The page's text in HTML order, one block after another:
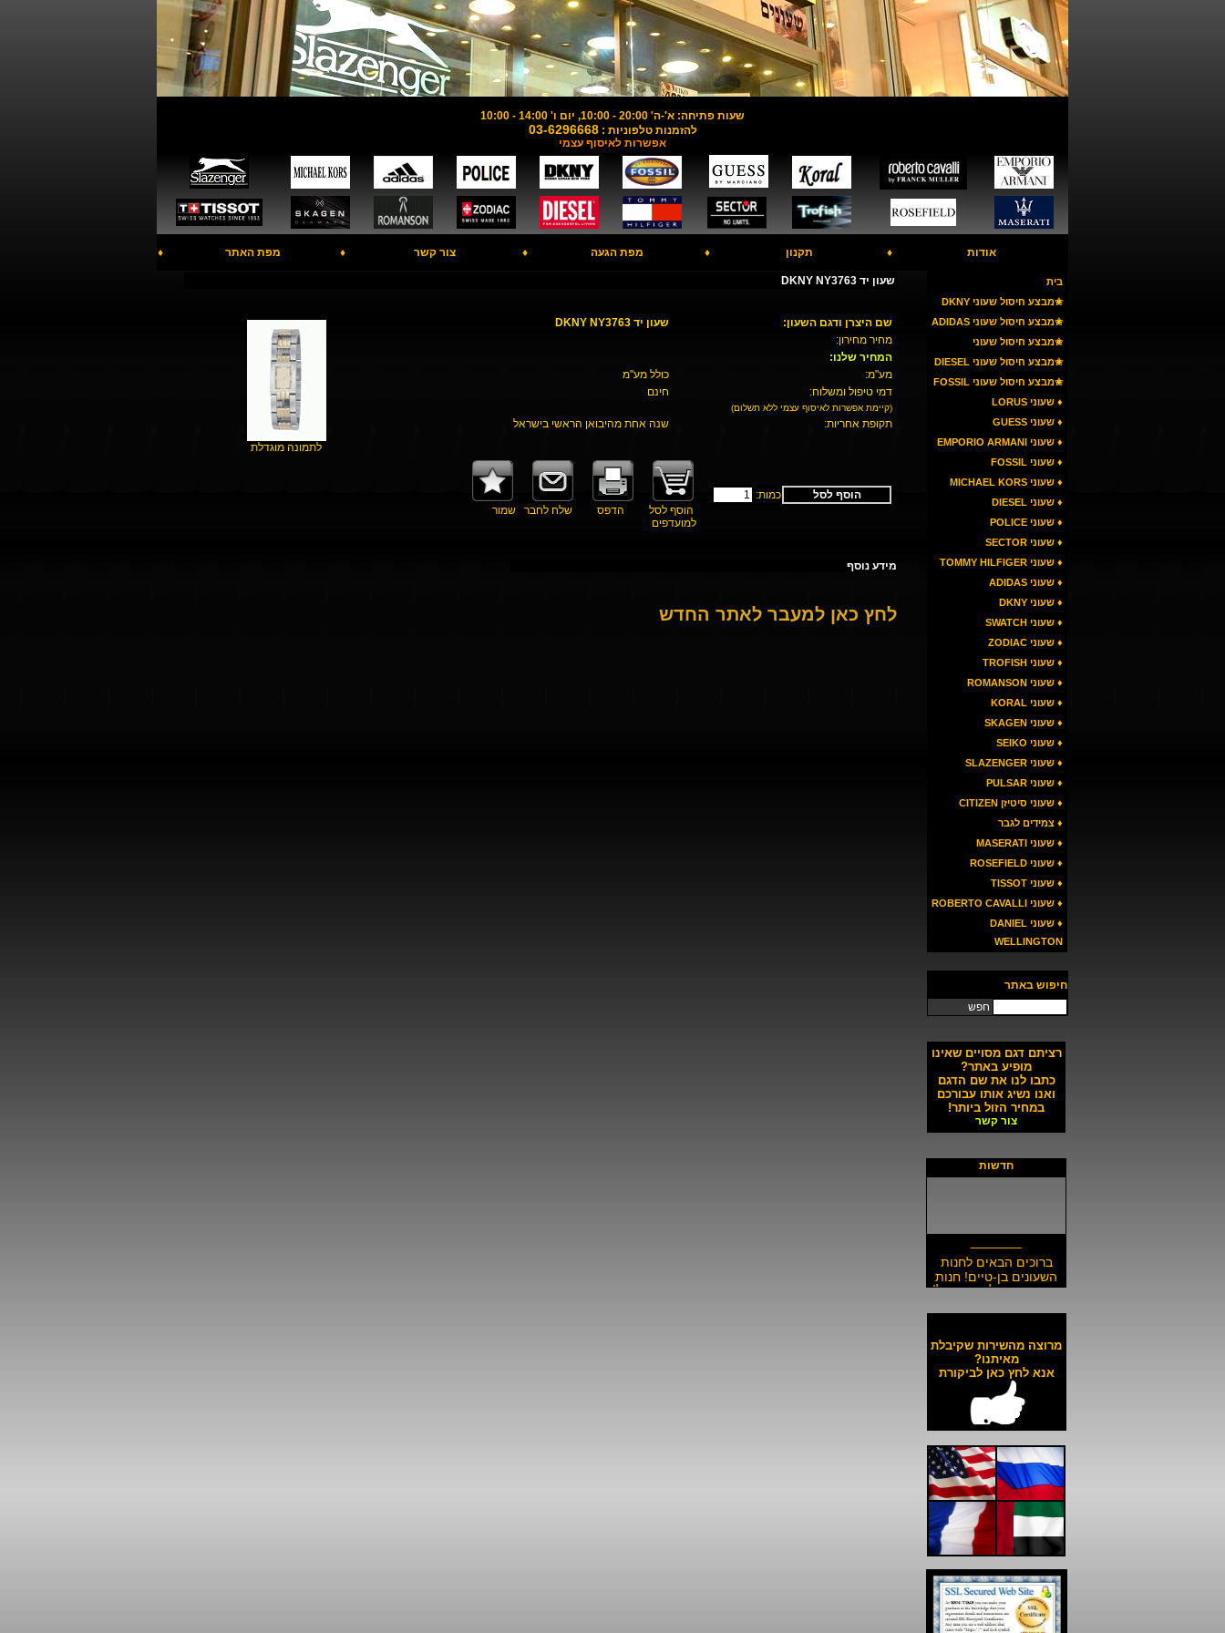
שעות פתיחה: א'-ה' 20:00 - 10:00, יום ו' 14:00 - 10:00
להזמנות טלפוניות :03-6296668
אפשרות לאיסוף עצמי
אודות ♦ תקנון ♦ מפת הגעה ♦ צור קשר ♦ מפת האתר ♦
בית
✬מבצע חיסול שעוני DKNY
✬מבצע חיסול שעוני ADIDAS
✬מבצע חיסול שעוני
ARMANI
✬מבצע חיסול שעוני DIESEL
✬מבצע חיסול שעוני FOSSIL
♦ שעוני LORUS
♦ שעוני GUESS
♦ שעוני EMPORIO ARMANI
♦ שעוני FOSSIL
♦ שעוני MICHAEL KORS
♦ שעוני DIESEL
♦ שעוני POLICE
♦ שעוני SECTOR
♦ שעוני TOMMY HILFIGER
♦ שעוני ADIDAS
♦ שעוני DKNY
♦ שעוני SWATCH
♦ שעוני ZODIAC
♦ שעוני TROFISH
♦ שעוני ROMANSON
♦ שעוני KORAL
♦ שעוני SKAGEN
♦ שעוני SEIKO
♦ שעוני SLAZENGER
♦ שעוני PULSAR
♦ שעוני סיטיזן CITIZEN
♦ צמידים לגבר
♦ שעוני MASERATI
♦ שעוני ROSEFIELD
♦ שעוני TISSOT
♦ שעוני ROBERTO CAVALLI
♦ שעוני DANIEL
WELLINGTON
חיפוש באתר
חפש
רציתם דגם מסויים שאינו
מופיע באתר?
כתבו לנו את שם הדגם
ואנו נשיג אותו עבורכם
במחיר הזול ביותר!
צור קשר
חדשות
_______
ברוכים הבאים לחנות
השעונים בן-טיים! חנות
השעונים הזולה בישראל!
באתר ולכל חלקי הארץ!
__________________
כל השעונים באתר עד 6
תשלומים ללא ריבית!
__________________
האתר מאובטח בהצפנת
SSL מתקדמת
מרוצה מהשירות שקיבלת
מאיתנו?
אנא לחץ כאן לביקורת
שעון יד DKNY NY3763
שם היצרן ודגם השעון:
שעון יד DKNY NY3763
מחיר מחירון:
המחיר שלנו:
מע"מ:
כולל מע"מ
דמי טיפול ומשלוח:
חינם
(קיימת אפשרות לאיסוף עצמי ללא תשלום)
תקופת אחריות: שנה אחת מהיבואן הראשי בישראל
הוסף לסל
כמות:
הוסף לסל
הדפס שלח לחבר שמור
למועדפים
לתמונה מוגדלת
מידע נוסף
לחץ כאן למעבר לאתר החדש